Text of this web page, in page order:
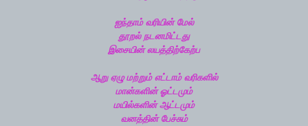
ஐந்தாம் வரியின் மேல்
தூறல் நடனமிட்டது
இசையின் லயத்திற்கேற்ப
ஆறு ஏழு மற்றும் எட்டாம் வரிகளில்
மான்களின் ஓட்டமும்
மயில்களின் ஆட்டமும்
வனத்தின் பேச்சும்